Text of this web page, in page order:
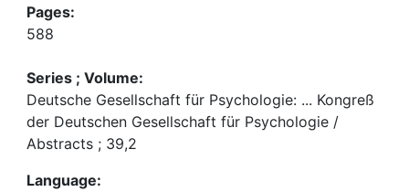
Pages:
588
Series ; Volume:
Deutsche Gesellschaft für Psychologie: ... Kongreß
der Deutschen Gesellschaft für Psychologie /
Abstracts ; 39,2
Language: